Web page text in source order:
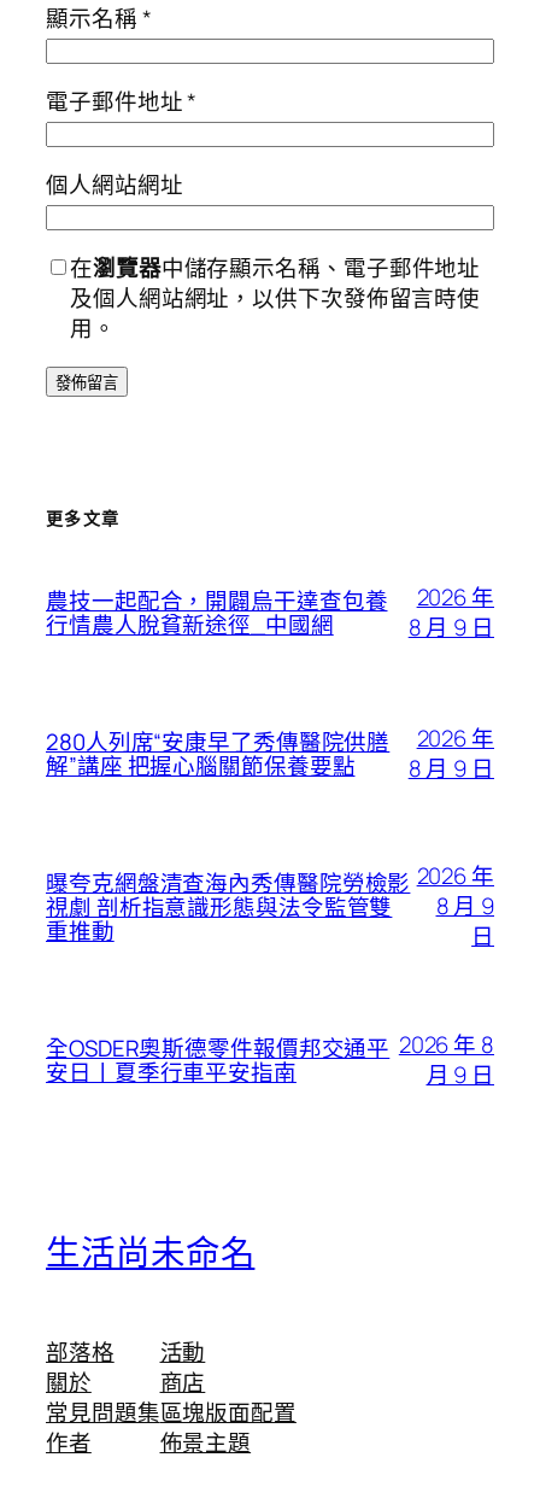
顯示名稱*
電子郵件地址*
個人網站網址
在瀏覽器中儲存顯示名稱、電子郵件地址
及個人網站網址，以供下次發佈留言時使
用。
更多文章
農技一起配合，開闢烏干達查包養
行情農人脫貧新途徑_中國網
2026 年
8 月 9 日
280人列席“安康早了秀傳醫院供膳
解”講座 把握心腦關節保養要點
2026 年
8 月 9 日
曝夸克網盤清查海內秀傳醫院勞檢影
視劇 剖析指意識形態與法令監管雙
重推動
2026 年
8 月 9
日
全OSDER奧斯德零件報價邦交通平
安日丨夏季行車平安指南
2026 年 8
月 9 日
生活尚未命名
部落格
關於
常見問題集
作者
活動
商店
區塊版面配置
佈景主題